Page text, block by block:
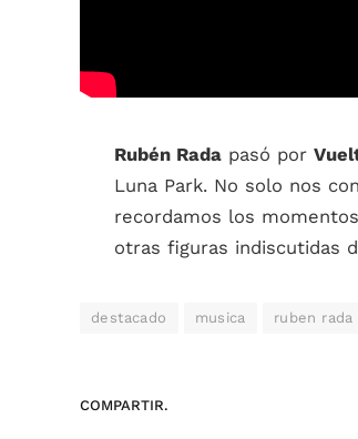
Rubén Rada pasó por
Luna Park. No solo nos
recordamos los
otras figuras indiscutidas
destacado musica ruben rada
COMPARTIR.